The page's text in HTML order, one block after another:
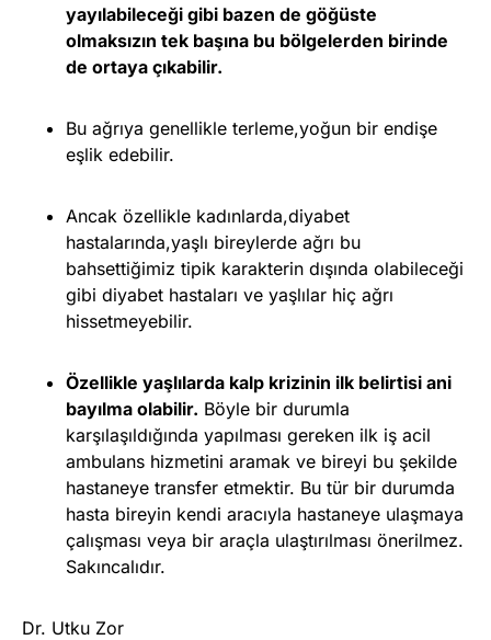
yayılabileceği gibi bazen de göğüste
olmaksızın tek başına bu bölgelerden birinde
de ortaya çıkabilir.
Bu ağrıya genellikle terleme,yoğun bir endişe
eşlik edebilir.
Ancak özellikle kadınlarda,diyabet
hastalarında,yaşlı bireylerde ağrı bu
bahsettiğimiz tipik karakterin dışında olabileceği
gibi diyabet hastaları ve yaşlılar hiç ağrı
hissetmeyebilir.
Özellikle yaşlılarda kalp krizinin ilk belirtisi ani
bayılma olabilir. Böyle bir durumla
karşılaşıldığında yapılması gereken ilk iş acil
ambulans hizmetini aramak ve bireyi bu şekilde
hastaneye transfer etmektir. Bu tür bir durumda
hasta bireyin kendi aracıyla hastaneye ulaşmaya
çalışması veya bir araçla ulaştırılması önerilmez.
Sakıncalıdır.
Dr. Utku Zor